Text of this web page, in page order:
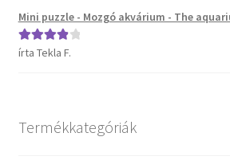
Mini puzzle - Mozgó akvárium - The
Értékelés:
írta Tekla F.
Termékkategóriák